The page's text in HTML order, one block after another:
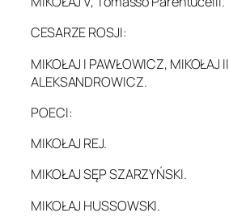
CESARZE ROSJI:
MIKOŁAJ I PAWŁOWICZ, MIKOŁAJ II
ALEKSANDROWICZ.
POECI:
MIKOŁAJ REJ.
MIKOŁAJ SĘP SZARZYŃSKI.
MIKOŁAJ HUSSOWSKI.